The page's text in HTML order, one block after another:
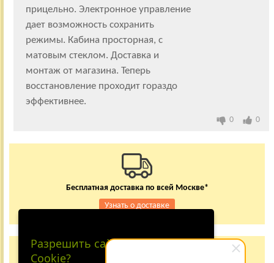
прицельно. Электронное управление
дает возможность сохранить
режимы. Кабина просторная, с
матовым стеклом. Доставка и
монтаж от магазина. Теперь
восстановление проходит гораздо
эффективнее.
0 0
Бесплатная доставка по всей Москве*
Узнать о доставке
Заказывайте по телефону
Разрешить сайту принимать
Cookie?